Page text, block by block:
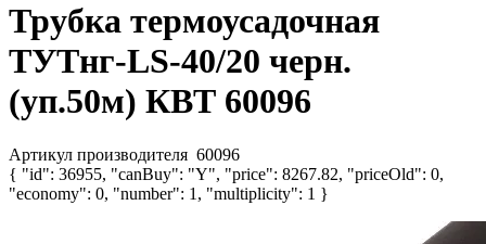
Трубка термоусадочная
ТУТнг-LS-40/20 черн.
(уп.50м) КВТ 60096
Артикул производителя 60096
{ "id": 36955, "canBuy": "Y", "price": 8267.82, "priceOld": 0,
"economy": 0, "number": 1, "multiplicity": 1 }